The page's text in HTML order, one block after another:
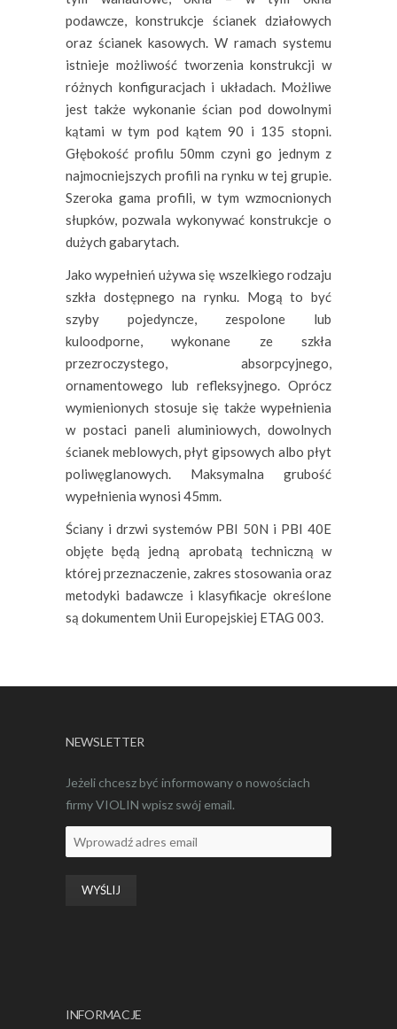
podawcze, konstrukcje ścianek działowych
oraz ścianek kasowych. W ramach systemu
istnieje możliwość tworzenia konstrukcji w
różnych konfiguracjach i układach. Możliwe
jest także wykonanie ścian pod dowolnymi
kątami w tym pod kątem 90 i 135 stopni.
Głębokość profilu 50mm czyni go jednym z
najmocniejszych profili na rynku w tej grupie.
Szeroka gama profili, w tym wzmocnionych
słupków, pozwala wykonywać konstrukcje o
dużych gabarytach.
Jako wypełnień używa się wszelkiego rodzaju
szkła dostępnego na rynku. Mogą to być
szyby pojedyncze, zespolone lub
kuloodporne, wykonane ze szkła
przezroczystego, absorpcyjnego,
ornamentowego lub refleksyjnego. Oprócz
wymienionych stosuje się także wypełnienia
w postaci paneli aluminiowych, dowolnych
ścianek meblowych, płyt gipsowych albo płyt
poliwęglanowych. Maksymalna grubość
wypełnienia wynosi 45mm.
Ściany i drzwi systemów PBI 50N i PBI 40E
objęte będą jedną aprobatą techniczną w
której przeznaczenie, zakres stosowania oraz
metodyki badawcze i klasyfikacje określone
są dokumentem Unii Europejskiej ETAG 003.
NEWSLETTER
Jeżeli chcesz być informowany o nowościach
firmy VIOLIN wpisz swój email.
INFORMACJE